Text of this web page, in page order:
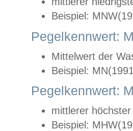
Beispiel:
Pegelkennwert:
Mittelwert der
Beispiel:
Pegelkennwert:
mittlerer
Beispiel: